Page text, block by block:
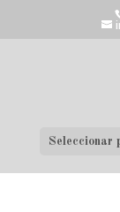
Seleccionar